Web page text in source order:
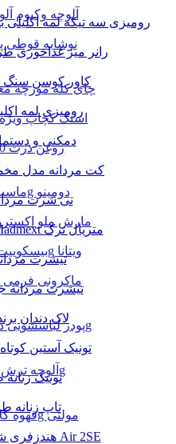
آلوچه وکیوم آلو 75 گرمی
چای کله مورچه معطر 450
اسنک کچاپ ویژه 110 گرمی چی
ماست پر چرب 2000g دومینو
مارش ملو اکسترودی 120
بیسکوییت مادر پذیرایی 350g ویتانا
رومیزی سه تیکه لمه
رانر میز
کاور کوسن سنگ
رومیزی لمه
دمکنی و دستمال
کت مردانه مدل
تی شرت
تیشرت مردانه برند Madmext متریال ترک
تیشرت
تیشرت مردانه
لاک دندان
تونیک آستین
تونیک
تاپ
هندزفری شیائومی بلوتوثی مدل Air 2SE